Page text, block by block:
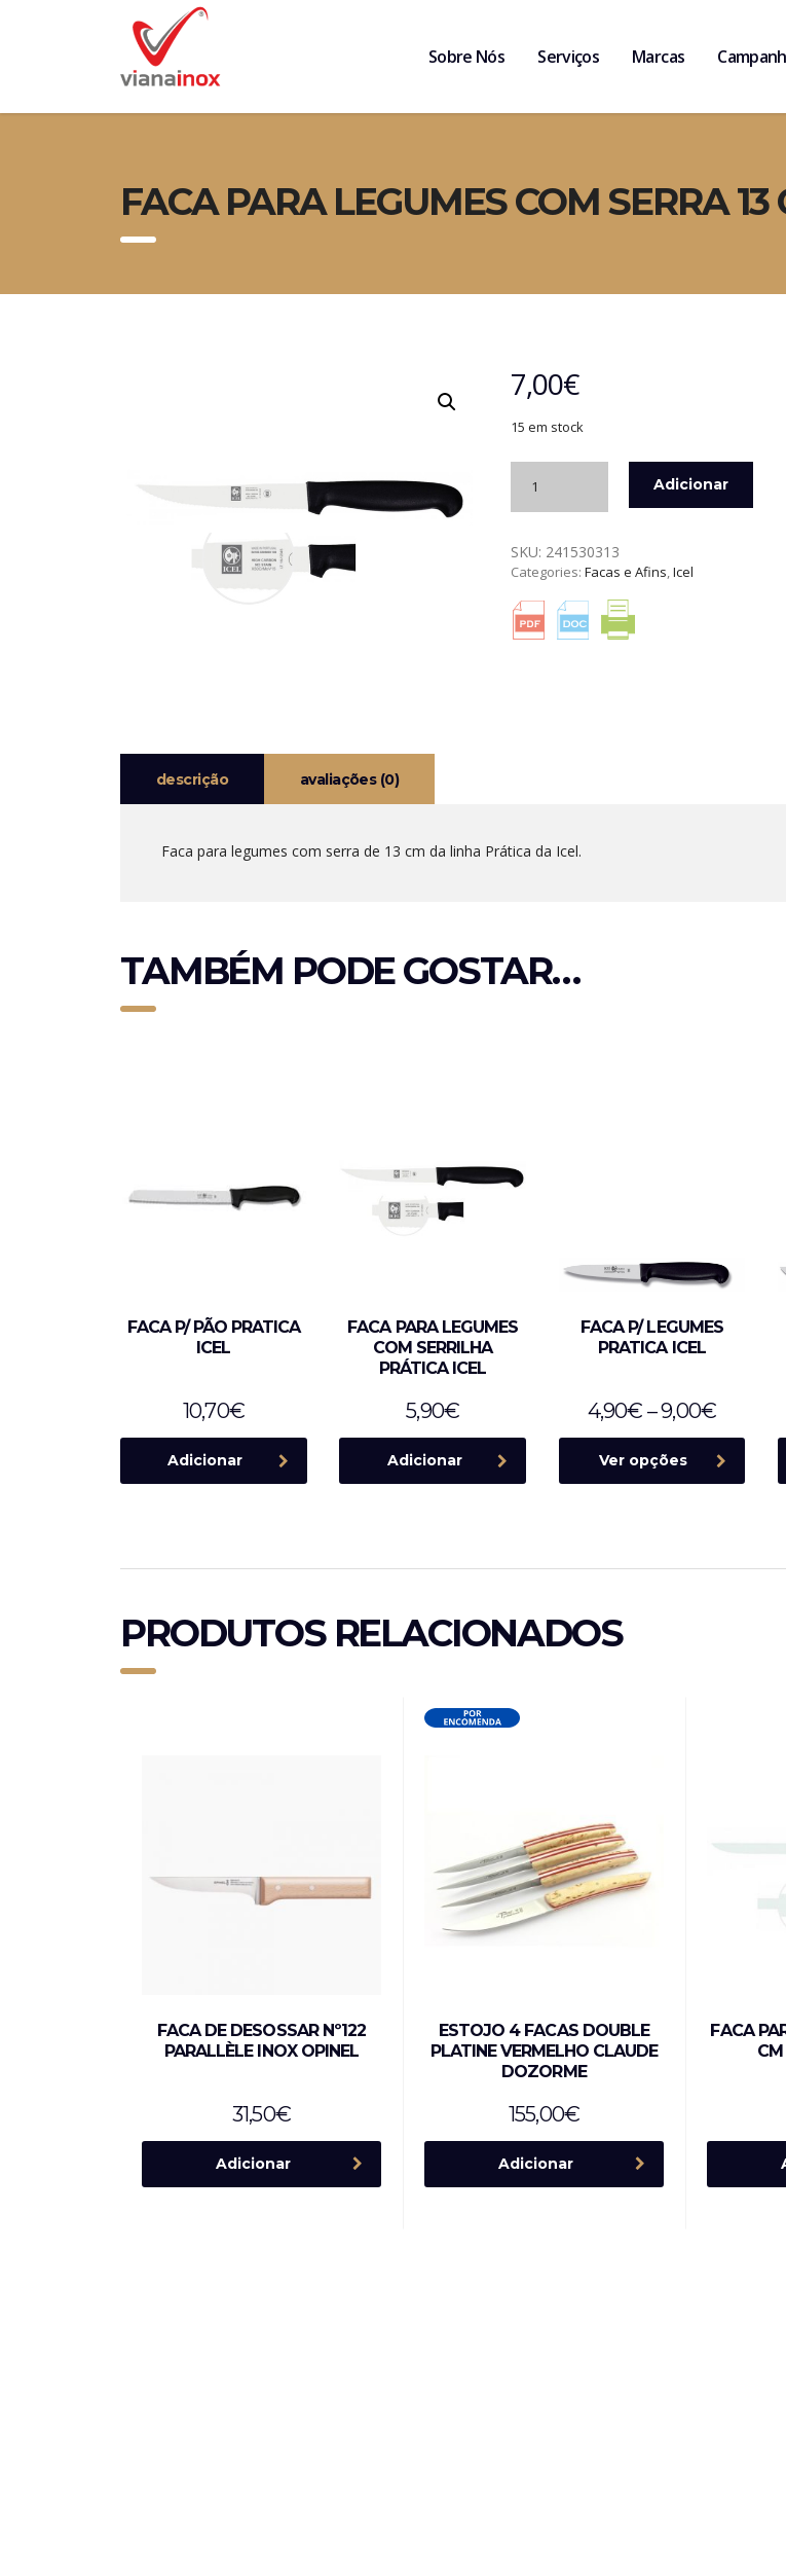
Sobre Nós Serviços Marcas
FACA PARA LEGUMES COM SERRA
7,00€
15 em stock
FACA
LEGUMES
COM
13
CM
Adicionar
SKU: 241530313
Categories: Facas e Afins,Icel
descrição avaliações (0)
Faca para legumes com serra de 13 cm da linha Prática da Icel.
TAMBÉM PODE GOSTAR…
FACA P/ PÃO PRATICA
ICEL
10,70€
Adicionar
FACA PARA LEGUMES
COM SERRILHA
PRÁTICA ICEL
5,90€
Adicionar
FACA P/ LEGUMES
PRATICA ICEL
4,90€ –9,00€
Ver opções
PRODUTOS RELACIONADOS
FACA DE DESOSSAR Nº122
PARALLÈLE INOX OPINEL
31,50€
Adicionar
ESTOJO 4 FACAS DOUBLE
PLATINE VERMELHO CLAUDE
DOZORME
155,00€
Adicionar
FACA